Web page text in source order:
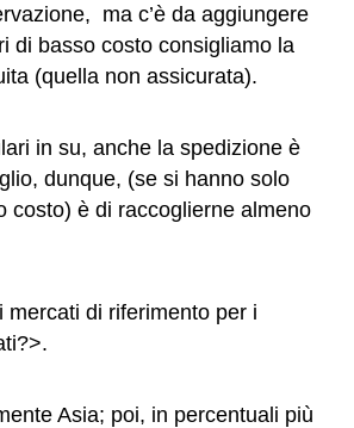
ma c’è da aggiungere
di basso costo consigliamo la
(quella non assicurata).
in su, anche la spedizione è
dunque, (se si hanno solo
costo) è di raccoglierne almeno
mercati di riferimento per i
Asia; poi, in percentuali più